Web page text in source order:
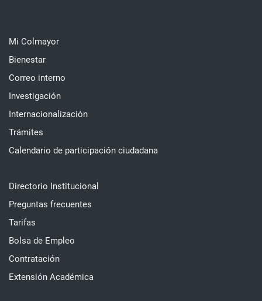
Mi Colmayor
Bienestar
Correo interno
Investigación
Internacionalización
Trámites
Calendario de participación ciudadana
Directorio Institucional
Preguntas frecuentes
Tarifas
Bolsa de Empleo
Contratación
Extensión Académica